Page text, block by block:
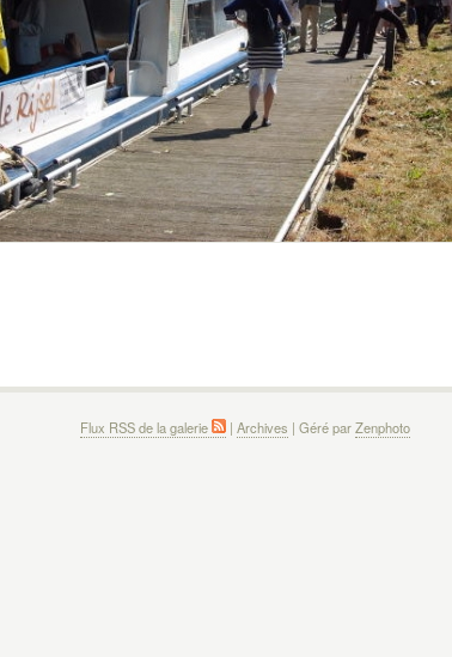
Flux RSS de la galerie | Archives | Géré parZenphoto